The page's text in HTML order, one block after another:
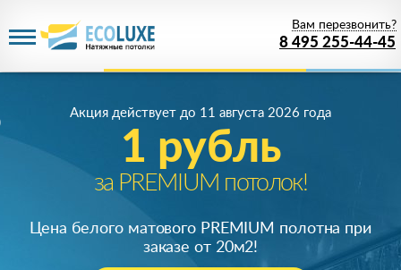
8 495 255-44-45
Вам перезвонить?
1 рубль
за PREMIUM потолок!
Акция действует до 11 августа 2026 года
Цена белого матового PREMIUM полотна при
заказе от 20м2!